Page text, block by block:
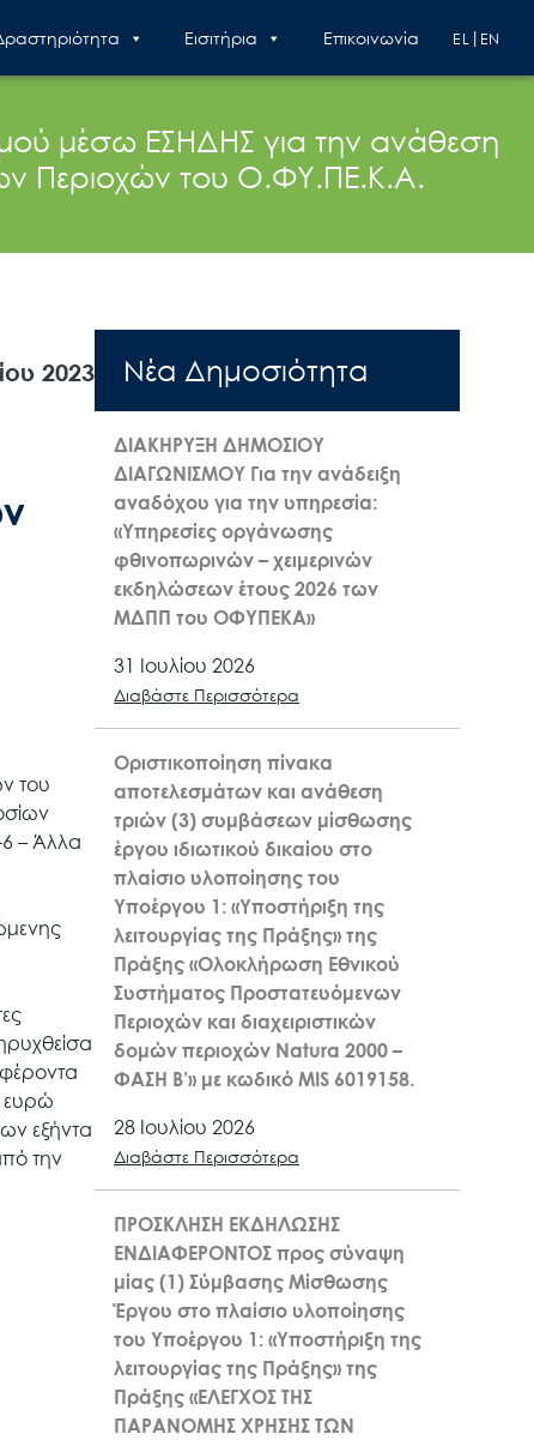
Εισιτήρια Επικοινωνία EN
EL
μέσω ΕΣΗΔΗΣ για την ανάθεση
Περιοχών του Ο.ΦΥ.ΠΕ.Κ.Α.
2023
του
– Άλλα
ευρώ
εξήντα
την
Nέα Δημοσιότητα
ΔΙΑΚΗΡΥΞΗ ΔΗΜΟΣΙΟΥ
ΔΙΑΓΩΝΙΣΜΟΥ Για την ανάδειξη
αναδόχου για την υπηρεσία:
«Υπηρεσίες οργάνωσης
φθινοπωρινών – χειμερινών
εκδηλώσεων έτους 2026 των
ΜΔΠΠ του ΟΦΥΠΕΚΑ»
31 Ιουλίου 2026
Διαβάστε Περισσότερα
Οριστικοποίηση πίνακα
αποτελεσμάτων και ανάθεση
τριών (3) συμβάσεων μίσθωσης
έργου ιδιωτικού δικαίου στο
πλαίσιο υλοποίησης του
Υποέργου 1: «Υποστήριξη της
λειτουργίας της Πράξης» της
Πράξης «Ολοκλήρωση Εθνικού
Συστήματος Προστατευόμενων
Περιοχών και διαχειριστικών
δομών περιοχών Natura 2000 –
ΦΑΣΗ Β’» με κωδικό MIS 6019158.
28 Ιουλίου 2026
Διαβάστε Περισσότερα
ΠΡΟΣΚΛΗΣΗ ΕΚΔΗΛΩΣΗΣ
ΕΝΔΙΑΦΕΡΟΝΤΟΣ προς σύναψη
μίας (1) Σύμβασης Μίσθωσης
Έργου στο πλαίσιο υλοποίησης
του Υποέργου 1: «Υποστήριξη της
λειτουργίας της Πράξης» της
Πράξης «ΕΛΕΓΧΟΣ ΤΗΣ
ΠΑΡΑΝΟΜΗΣ ΧΡΗΣΗΣ ΤΩΝ